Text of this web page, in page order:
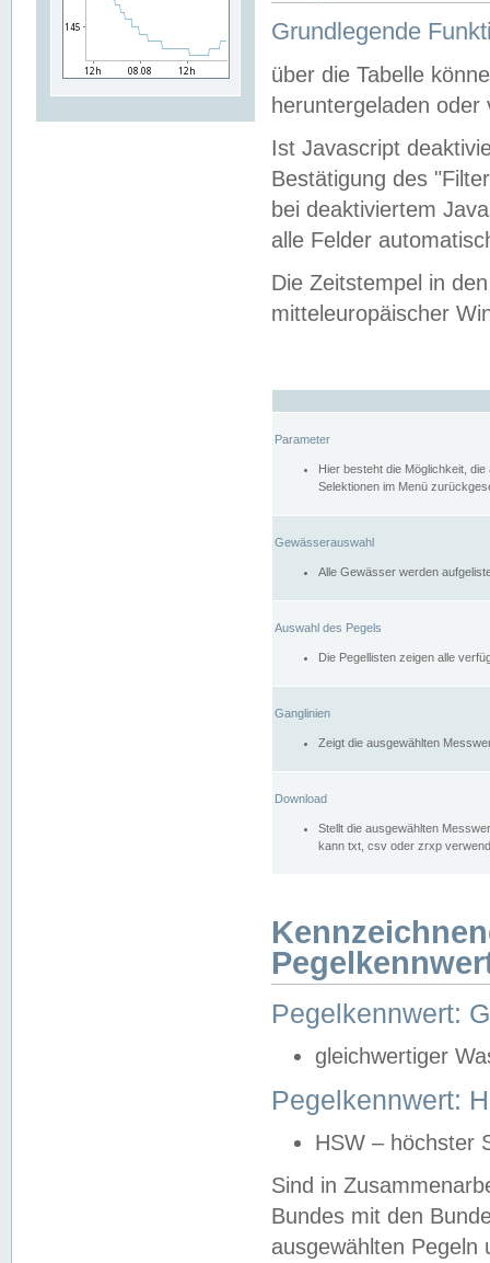
Grundlegende
über die Tabelle
heruntergeladen oder
Ist Javascript
Bestätigung des
bei deaktiviertem
alle Felder
Die Zeitstempel in
mitteleuropäischer
Parameter
Hier besteht die Möglichkeit,
Selektionen im Menü
Gewässerauswahl
Alle Gewässer werden
Auswahl des Pegels
Die Pegellisten zeigen alle
Ganglinien
Zeigt die ausgewählten
Download
Stellt die ausgewählten
kann txt, csv oder zrxp
Pegelkennwert:
gleichwertiger
Pegelkennwert:
HSW – höchster
Sind in
Bundes mit den
ausgewählten